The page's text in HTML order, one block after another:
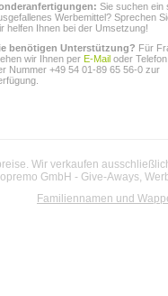
Sie suchen ein
Werbemittel? Sprechen
helfen Ihnen bei der Umsetzung!
benötigen Unterstützung? Für
wir Ihnen per E-Mail oder
Nummer +49 54 01-89 65 56-0 zur
Wir verkaufen
GmbH - Give-Aways,
Familiennamen und